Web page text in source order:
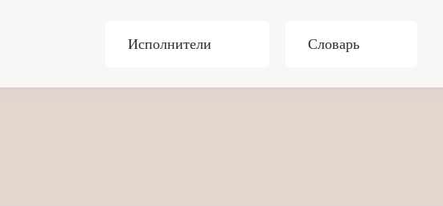
Исполнители Словарь